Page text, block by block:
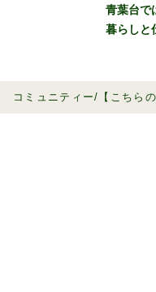
青葉台で
暮らしと
コミュニティー 【こちら